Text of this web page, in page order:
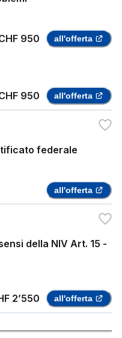
950 all'offerta
950 all'offerta
federale
all'offerta
della NIV Art. 15 -
2’550 all'offerta